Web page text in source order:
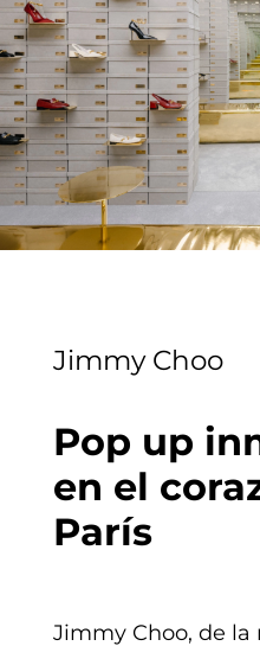
Jimmy Choo
Pop up
en el
París
Jimmy Choo, de la